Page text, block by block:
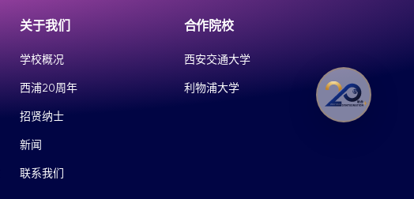
关于我们
学校概况
西浦20周年
招贤纳士
新闻
联系我们
合作院校
西安交通大学
利物浦大学